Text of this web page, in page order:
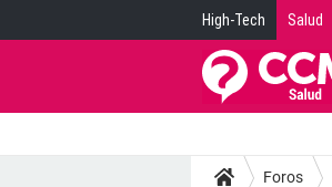
High-Tech Salud
Foros